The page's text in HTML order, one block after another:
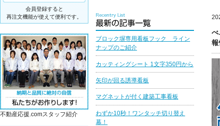
べ
報
ブロック塀専用看板フック ライン
ナップのご紹介
カッティングシート 1文字350円から
矢印が回る誘導看板
マグネットが付く建築工事看板
わずか10秒！ワンタッチ切り替え
幕！
会員登録すると
再注文機能が使えて便利です。
不動産応援.comスタッフ紹介